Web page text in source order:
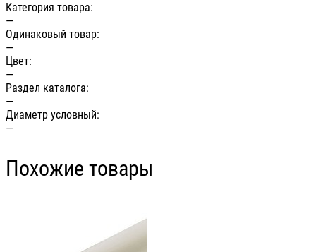
Категория товара:
—
Одинаковый товар:
—
Цвет:
—
Раздел каталога:
—
Диаметр условный:
—
Похожие товары